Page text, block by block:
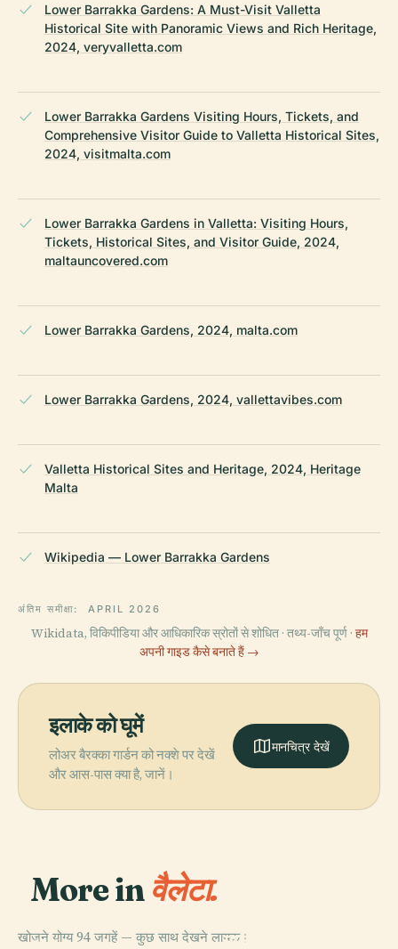
Lower Barrakka Gardens: A Must-Visit Valletta
Historical Site with Panoramic Views and Rich Heritage,
2024, veryvalletta.com
Lower Barrakka Gardens Visiting Hours, Tickets, and
Comprehensive Visitor Guide to Valletta Historical Sites,
2024, visitmalta.com
Lower Barrakka Gardens in Valletta: Visiting Hours,
Tickets, Historical Sites, and Visitor Guide, 2024,
maltauncovered.com
Lower Barrakka Gardens, 2024, malta.com
Lower Barrakka Gardens, 2024, vallettavibes.com
Valletta Historical Sites and Heritage, 2024, Heritage
Malta
Wikipedia — Lower Barrakka Gardens
अंतिम समीक्षा: APRIL 2026
Wikidata, विकिपीडिया और आधिकारिक स्रोतों से शोधित · तथ्य-जाँच पूर्ण · हम
अपनी गाइड कैसे बनाते हैं →
इलाके को घूमें
लोअर बैरक्का गार्डन को नक्शे पर देखें
और आस-पास क्या है, जानें।
मानचित्र देखें
More in वैलेटा.
खोजने योग्य 94 जगहें — कुछ साथ देखने लायक।
PLACE
माल्टा राष्ट्रीय